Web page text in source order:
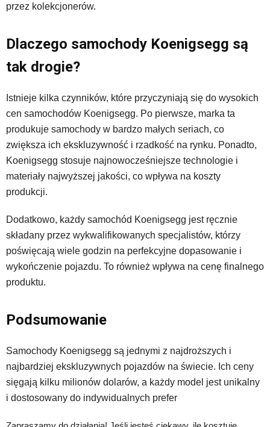
przez kolekcjonerów.
Dlaczego samochody Koenigsegg są
tak drogie?
Istnieje kilka czynników, które przyczyniają się do wysokich
cen samochodów Koenigsegg. Po pierwsze, marka ta
produkuje samochody w bardzo małych seriach, co
zwiększa ich ekskluzywność i rzadkość na rynku. Ponadto,
Koenigsegg stosuje najnowocześniejsze technologie i
materiały najwyższej jakości, co wpływa na koszty
produkcji.
Dodatkowo, każdy samochód Koenigsegg jest ręcznie
składany przez wykwalifikowanych specjalistów, którzy
poświęcają wiele godzin na perfekcyjne dopasowanie i
wykończenie pojazdu. To również wpływa na cenę finalnego
produktu.
Podsumowanie
Samochody Koenigsegg są jednymi z najdroższych i
najbardziej ekskluzywnych pojazdów na świecie. Ich ceny
sięgają kilku milionów dolarów, a każdy model jest unikalny
i dostosowany do indywidualnych prefer